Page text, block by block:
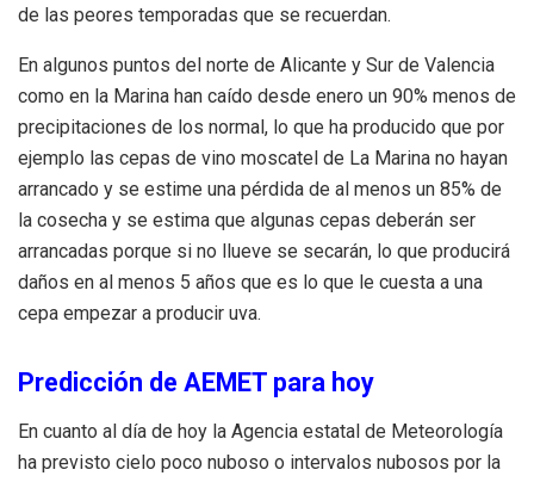
de las peores temporadas que se recuerdan.
En algunos puntos del norte de Alicante y Sur de Valencia
como en la Marina han caído desde enero un 90% menos de
precipitaciones de los normal, lo que ha producido que por
ejemplo las cepas de vino moscatel de La Marina no hayan
arrancado y se estime una pérdida de al menos un 85% de
la cosecha y se estima que algunas cepas deberán ser
arrancadas porque si no llueve se secarán, lo que producirá
daños en al menos 5 años que es lo que le cuesta a una
cepa empezar a producir uva.
Predicción de AEMET para hoy
En cuanto al día de hoy la Agencia estatal de Meteorología
ha previsto cielo poco nuboso o intervalos nubosos por la